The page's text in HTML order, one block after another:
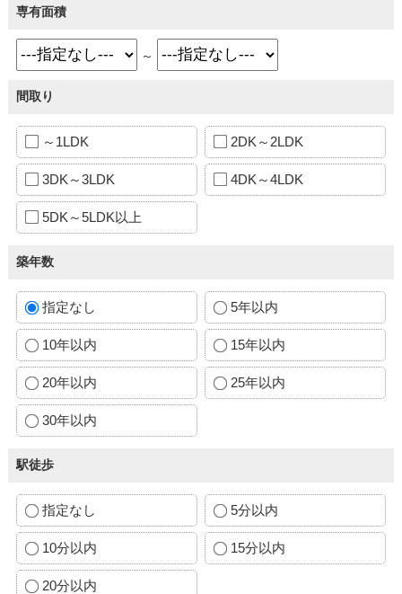
専有面積
～
間取り
～1LDK 2DK～2LDK
3DK～3LDK 4DK～4LDK
5DK～5LDK以上
築年数
指定なし 5年以内
10年以内 15年以内
20年以内 25年以内
30年以内
駅徒歩
指定なし 5分以内
10分以内 15分以内
20分以内